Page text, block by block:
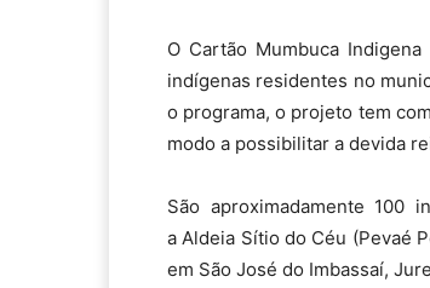
O Cartão Mumbuca
indígenas residentes no
o programa, o projeto tem
modo a possibilitar a devida
São aproximadamente 100
a Aldeia Sítio do Céu (Pevaé
em São José do Imbassaí,